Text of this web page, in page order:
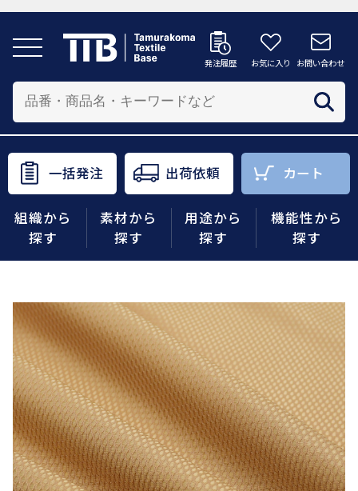
発注履歴 お気に入り お問い合わせ
一括発注 出荷依頼 カート
組織から
探す
素材から
探す
用途から
探す
機能性から
探す
発注履歴 お気に入り お問い合わせ
商品をさがす
組織から探す
素材から探す
用途から探す
機能性から探す
会員様メニュー
カートへ
配送先を追加する
商品を投入する配送先を選択してください。